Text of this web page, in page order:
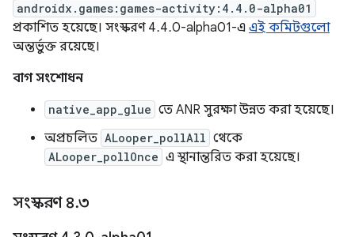
androidx.games:games-activity:4.4.0-alpha01
প্রকাশিত হয়েছে। সংস্করণ 4.4.0-alpha01-এ এই কমিটগুলো
অন্তর্ভুক্ত রয়েছে।
বাগ সংশোধন
native_app_glue তে ANR সুরক্ষা উন্নত করা হয়েছে।
অপ্রচলিত ALooper_pollAll থেকে
ALooper_pollOnce এ স্থানান্তরিত করা হয়েছে।
সংস্করণ ৪.৩